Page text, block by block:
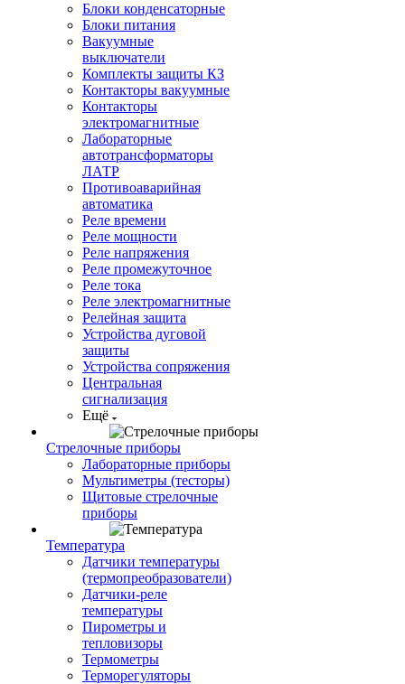
Блоки конденсаторные
Блоки питания
Вакуумные
выключатели
Комплекты защиты КЗ
Контакторы вакуумные
Контакторы
электромагнитные
Лабораторные
автотрансформаторы
ЛАТР
Противоаварийная
автоматика
Реле времени
Реле мощности
Реле напряжения
Реле промежуточное
Реле тока
Реле электромагнитные
Релейная защита
Устройства дуговой
защиты
Устройства сопряжения
Центральная
сигнализация
Ещё
Стрелочные приборы
Лабораторные приборы
Мультиметры (тесторы)
Щитовые стрелочные
приборы
Температура
Датчики температуры
(термопреобразователи)
Датчики-реле
температуры
Пирометры и
тепловизоры
Термометры
Терморегуляторы